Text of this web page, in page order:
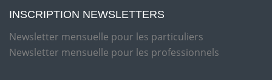
INSCRIPTION NEWSLETTERS
Newsletter mensuelle pour les particuliers
Newsletter mensuelle pour les professionnels